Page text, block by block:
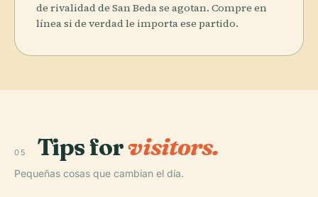
de rivalidad de San Beda se agotan. Compre en
línea si de verdad le importa ese partido.
05 Tips forvisitors.
Pequeñas cosas que cambian el día.